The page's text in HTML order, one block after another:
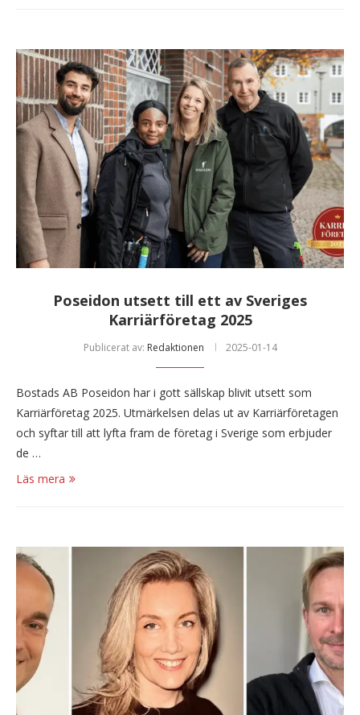
Poseidon utsett till ett av Sveriges
Karriärföretag 2025
Publicerat av: Redaktionen 2025-01-14
Bostads AB Poseidon har i gott sällskap blivit utsett som
Karriärföretag 2025. Utmärkelsen delas ut av Karriärföretagen
och syftar till att lyfta fram de företag i Sverige som erbjuder
de …
Läs mera